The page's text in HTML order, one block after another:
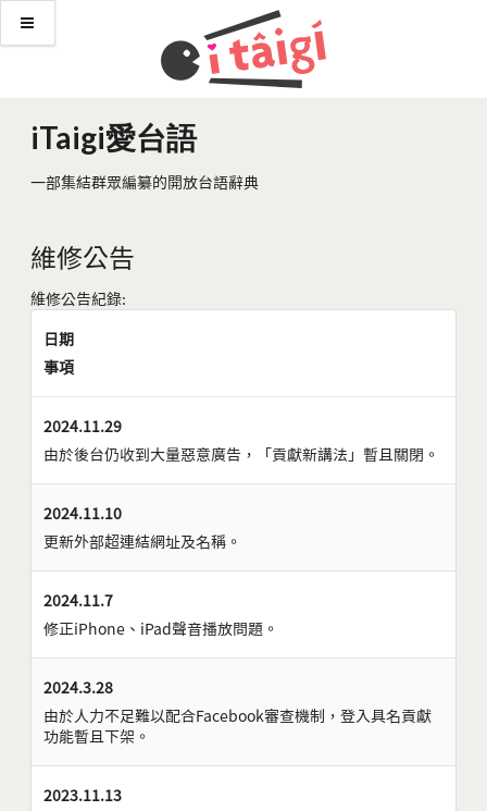
iTaigi愛台語
一部集結群眾編纂的開放台語辭典
維修公告
維修公告紀錄:
日期
事項
2024.11.29
由於後台仍收到大量惡意廣告，「貢獻新講法」暫且關閉。
2024.11.10
更新外部超連結網址及名稱。
2024.11.7
修正iPhone、iPad聲音播放問題。
2024.3.28
由於人力不足難以配合Facebook審查機制，登入具名貢獻
功能暫且下架。
2023.11.13